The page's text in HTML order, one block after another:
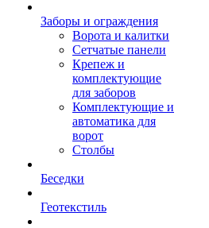
Заборы и ограждения
Ворота и калитки
Сетчатые панели
Крепеж и
комплектующие
для заборов
Комплектующие и
автоматика для
ворот
Столбы
Беседки
Геотекстиль